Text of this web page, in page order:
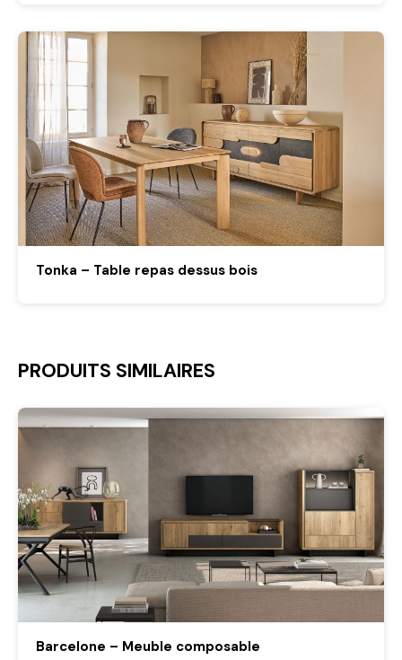
Tonka – Table repas dessus bois
PRODUITS SIMILAIRES
Barcelone – Meuble composable